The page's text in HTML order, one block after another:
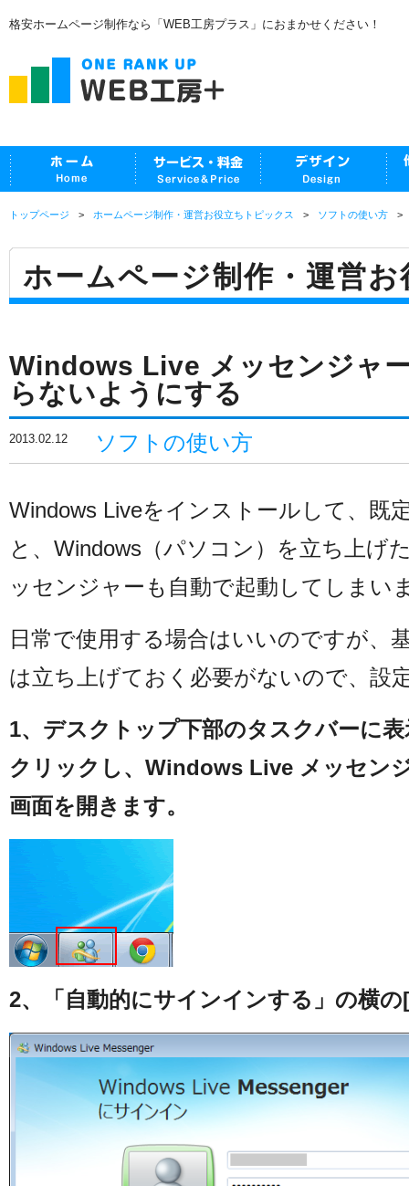
格安ホームページ制作なら「WEB工房プラス」におまかせください！
トップページ ホームページ制作・運営お役立ちトピックス ソフトの使い方
ホームページ制作・運営
Windows Live メッセンジャ
らないようにする
2013.02.12 ソフトの使い方
Windows Liveをインストールして、既
と、Windows（パソコン）を立ち上げ
ッセンジャーも自動で起動してしまい
日常で使用する場合はいいのですが、
は立ち上げておく必要がないので、設
1、デスクトップ下部のタスクバーに
クリックし、Windows Live メッセン
画面を開きます。
2、「自動的にサインインする」の横